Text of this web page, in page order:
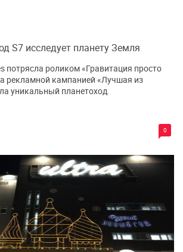
S7 исследует планету Земля
0
потрясла роликом «Гравитация просто
рекламной кампанией «Лучшая из
уникальный планетоход.